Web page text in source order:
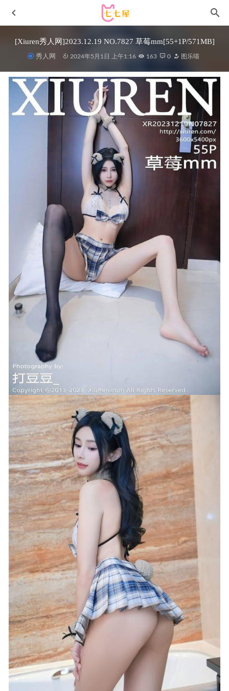
[Xiuren秀人网]2023.12.19 NO.7827 草莓mm[55+1P/571MB]
秀人网 2024年5月1日 上午1:16 163 0 图乐喵
秀人网 – 2021.03.09 VOL.3182 九月生_[47+1P400M] 2022-
过期米线线喵 – NO.166 水手 [20P-125MB] 2025-12-04
鱼子酱Fish – NO.244 月影纱[120P-1.19GB]
2026-02-01
汪知子 – NO.06 观察柠檬[41P-316MB]
[XIUREN秀人网]2021.12.21 VOL.4365 美桃酱[80+1P／
736MB]
2022-12-25